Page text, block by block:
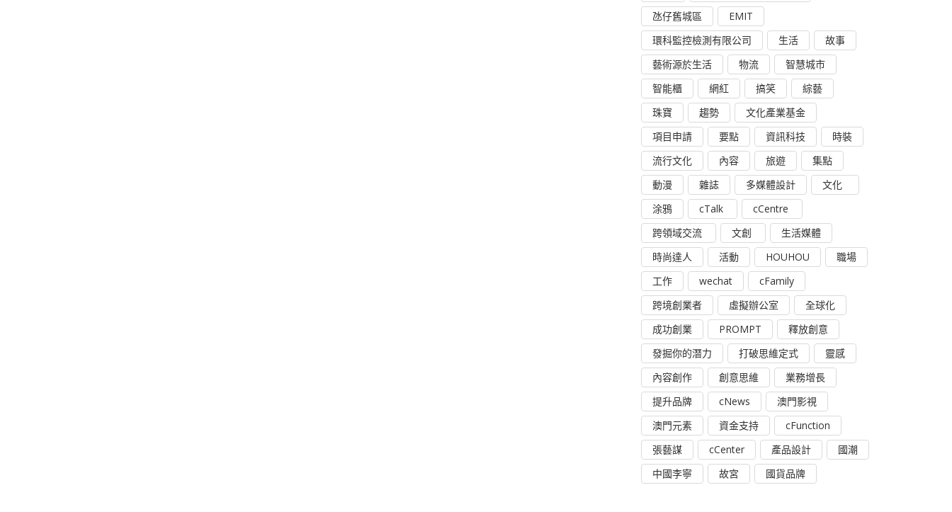
氹仔舊城區
EMIT
環科監控檢測有限公司
生活
故事
藝術源於生活
物流
智慧城市
智能櫃
網紅 搞笑
綜藝
珠寶
趨勢
文化產業基金
項目申請
要點 資訊科技
時裝
流行文化
內容 旅遊
集點
動漫
雜誌 多媒體設計
文化
涂鴉
cTalk
cCentre
跨領域交流
文創
生活媒體
時尚達人
活動 HOUHOU
職場
工作
wechat
cFamily
跨境創業者
虛擬辦公室
全球化
成功創業
PROMPT
釋放創意
發掘你的潛力
打破思維定式
靈感
內容創作
創意思維
業務增長
提升品牌
cNews
澳門影視
澳門元素
資金支持
cFunction
張藝謀
cCenter 產品設計
國潮
中國李寧
故宮 國貨品牌